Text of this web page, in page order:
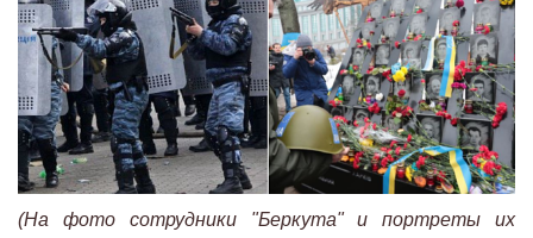
(На фото сотрудники "Беркута" и портреты их